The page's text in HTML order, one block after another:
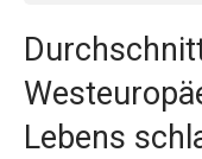
Lebens